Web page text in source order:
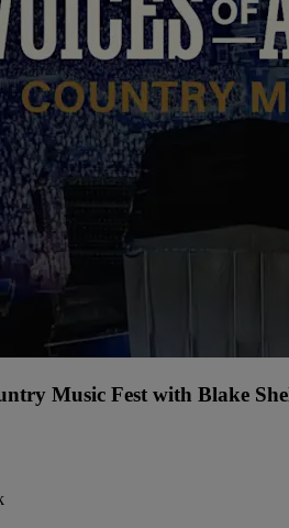
Music Fest with Blake